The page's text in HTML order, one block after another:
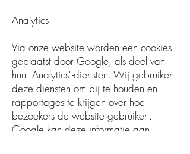
Analytics
Via onze website worden een cookies
geplaatst door Google, als deel van
hun "Analytics"-diensten. Wij gebruiken
deze diensten om bij te houden en
rapportages te krijgen over hoe
bezoekers de website gebruiken.
Google kan deze informatie aan